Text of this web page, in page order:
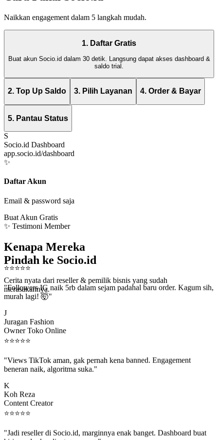
Naikkan engagement dalam 5 langkah mudah.
1. Daftar Gratis
Buat akun Socio.id dalam 30 detik. Langsung dapat akses dashboard &
saldo trial.
2. Top Up Saldo 3. Pilih Layanan 4. Order & Bayar
5. Pantau Status
S
Socio.id Dashboard
app.socio.id/dashboard
✨
Daftar Akun
Email & password saja
Buat Akun Gratis
✨ Testimoni Member
Kenapa Mereka
Pindah ke Socio.id
Cerita nyata dari reseller & pemilik bisnis yang sudah
merasakannya.
⭐⭐⭐⭐⭐
"Followers IG naik 5rb dalam sejam padahal baru order. Kagum sih,
murah lagi! 🤯"
Juragan Fashion
Owner Toko Online
⭐⭐⭐⭐ ⭐
beneran naik, algoritma suka."
Koh Reza
Content Creator
⭐⭐⭐⭐⭐
kirim order ke client gampang."